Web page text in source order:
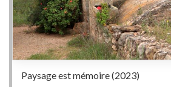
Paysage est mémoire (2023)